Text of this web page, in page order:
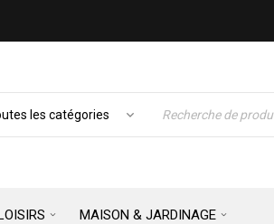
MAISON & JARDINAGE